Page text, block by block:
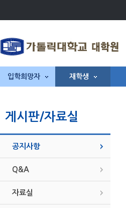
입학희망자 재학생
게시판/자료실
공지사항
Q&A
자료실